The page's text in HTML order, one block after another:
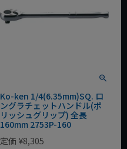
Ko-ken 1/4(6.35mm)SQ. ロ
ングラチェットハンドル(ポ
リッシュグリップ) 全長
160mm 2753P-160
定価 ¥8,305